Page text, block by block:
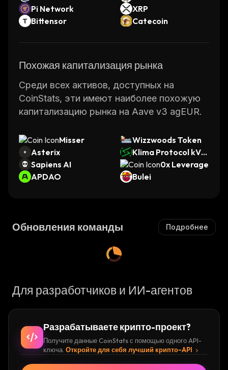
Pi Network
XRP
Bittensor
Catecoin
Похожая капитализация рынка
Среди всех активов, доступных на
CoinStats, эти имеют наиболее похожую
капитализацию рынка на Aave v3 agEUR.
Misser
Wizzwoods Token
Asterix
Klima Protocol kVC
M
Sapiens AI
0x Leverage
APDAO
Bulei
Обновления команды Подробнее
Для разработчиков и ИИ-агентов
Разрабатываете крипто-проект?
Получите данные CoinStats с помощью одного API-
ключа. Откройте для себя лучший крипто-API